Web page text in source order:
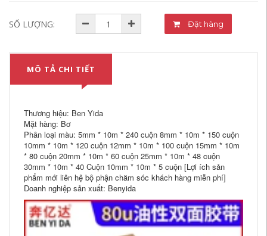
SỐ LƯỢNG: Đặt hàng
MÔ TẢ CHI TIẾT
Thương hiệu: Ben Yida
Mặt hàng: Bơ
Phân loại màu: 5mm * 10m * 240 cuộn 8mm * 10m * 150 cuộn
10mm * 10m * 120 cuộn 12mm * 10m * 100 cuộn 15mm * 10m
* 80 cuộn 20mm * 10m * 60 cuộn 25mm * 10m * 48 cuộn
30mm * 10m * 40 Cuộn 10mm * 10m * 5 cuộn [Lợi ích sản
phẩm mới liên hệ bộ phận chăm sóc khách hàng miễn phí]
Doanh nghiệp sản xuất: Benyida